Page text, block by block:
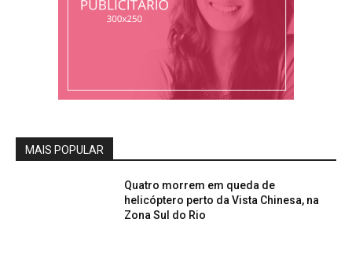
MAIS POPULAR
Quatro morrem em queda de
helicóptero perto da Vista Chinesa, na
Zona Sul do Rio